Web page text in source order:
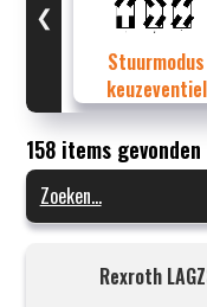
❮
Stuurmodus
keuzeventiel
158 items gevonden
Rexroth